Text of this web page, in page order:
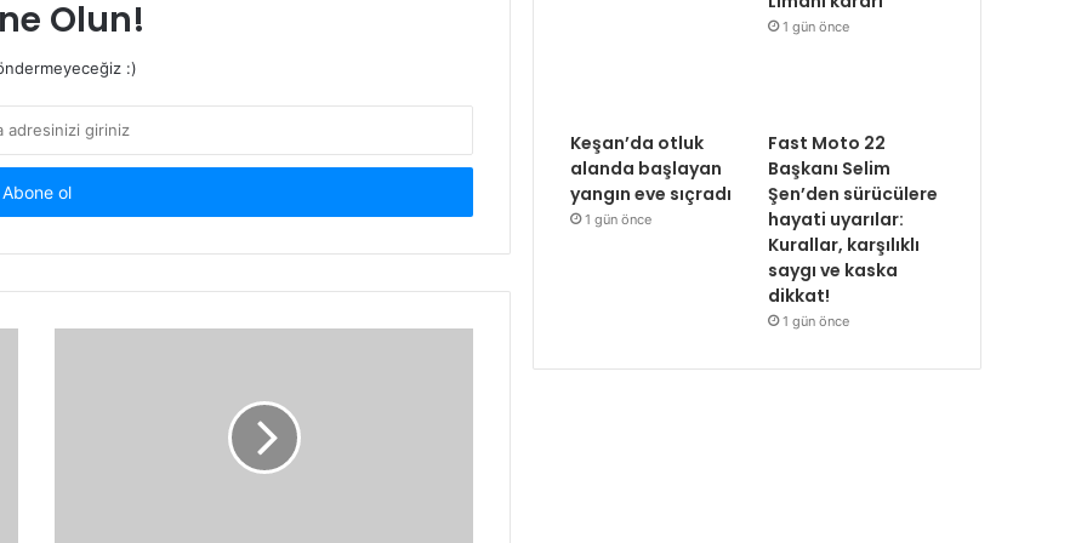
Olun!
:)
1 gün önce
Keşan’da otluk
alanda başlayan
yangın eve sıçradı
1 gün önce
Fast Moto 22
Başkanı Selim
Şen’den sürücülere
hayati uyarılar:
Kurallar, karşılıklı
saygı ve kaska
dikkat!
1 gün önce